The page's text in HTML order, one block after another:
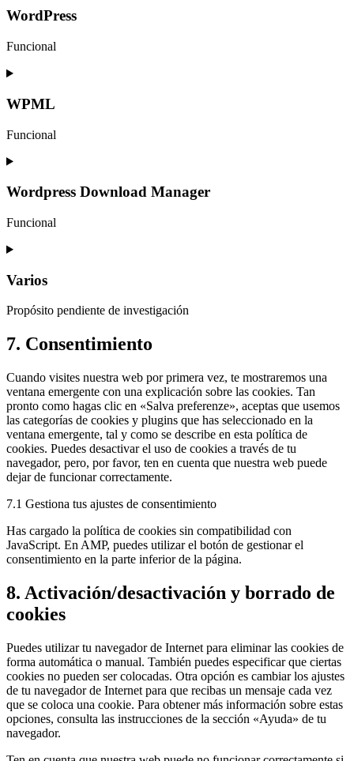
service
WordPress
Funcional
Consent
service
WPML
Funcional
Consent
service
Wordpress Download Manager
Funcional
Consent
service
download-
manager
Varios
Propósito pendiente de investigación
Consent
to
varios
7. Consentimiento
Cuando visites nuestra web por primera vez, te mostraremos una
ventana emergente con una explicación sobre las cookies. Tan
pronto como hagas clic en «Salva preferenze», aceptas que usemos
las categorías de cookies y plugins que has seleccionado en la
ventana emergente, tal y como se describe en esta política de
cookies. Puedes desactivar el uso de cookies a través de tu
navegador, pero, por favor, ten en cuenta que nuestra web puede
dejar de funcionar correctamente.
7.1 Gestiona tus ajustes de consentimiento
Has cargado la política de cookies sin compatibilidad con
JavaScript. En AMP, puedes utilizar el botón de gestionar el
consentimiento en la parte inferior de la página.
8. Activación/desactivación y borrado de
cookies
Puedes utilizar tu navegador de Internet para eliminar las cookies de
forma automática o manual. También puedes especificar que ciertas
cookies no pueden ser colocadas. Otra opción es cambiar los ajustes
de tu navegador de Internet para que recibas un mensaje cada vez
que se coloca una cookie. Para obtener más información sobre estas
opciones, consulta las instrucciones de la sección «Ayuda» de tu
navegador.